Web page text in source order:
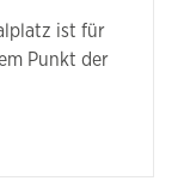
ist für
Punkt der